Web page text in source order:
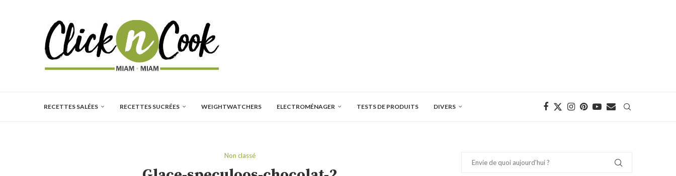
RECETTES SALÉES RECETTES SUCRÉES WEIGHTWATCHERS ELECTROMÉNAGER TESTS DE PRODUITS DIVERS
Non classé